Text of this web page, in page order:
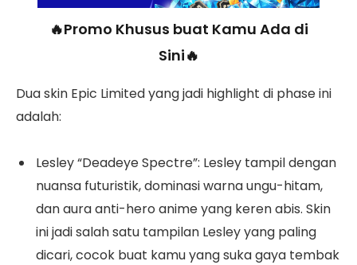
🔥Promo Khusus buat Kamu Ada di
Sini🔥
Dua skin Epic Limited yang jadi highlight di phase ini
adalah:
Lesley “Deadeye Spectre”: Lesley tampil dengan
nuansa futuristik, dominasi warna ungu-hitam,
dan aura anti-hero anime yang keren abis. Skin
ini jadi salah satu tampilan Lesley yang paling
dicari, cocok buat kamu yang suka gaya tembak